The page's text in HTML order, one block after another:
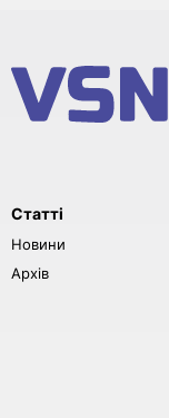
Статті
Новини
Архів